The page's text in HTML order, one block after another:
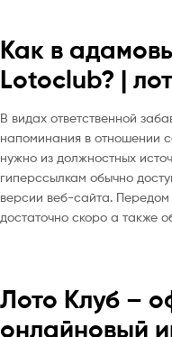
Как в
Lotoclub? |
В видах ответственной
напоминания в отношении
нужно из должностных
гиперссылкам обычно
версии веб-сайта.
достаточно скоро а также
Лото Клуб –
онлайновый